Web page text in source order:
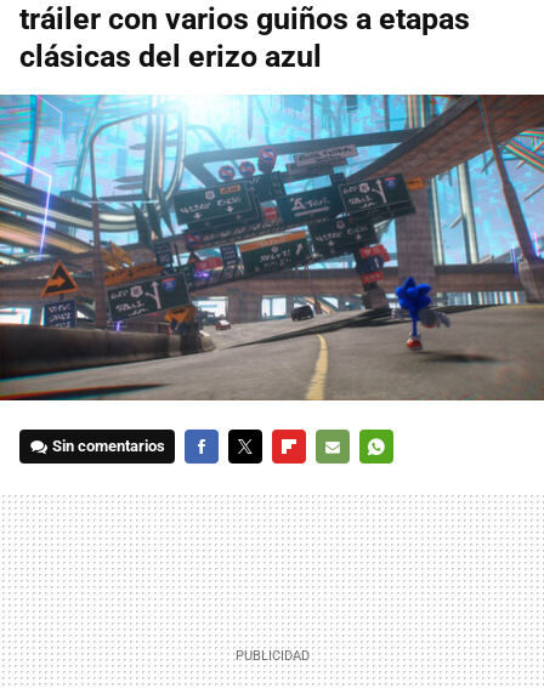
tráiler con varios guiños a etapas
clásicas del erizo azul
Sin comentarios
MAIL